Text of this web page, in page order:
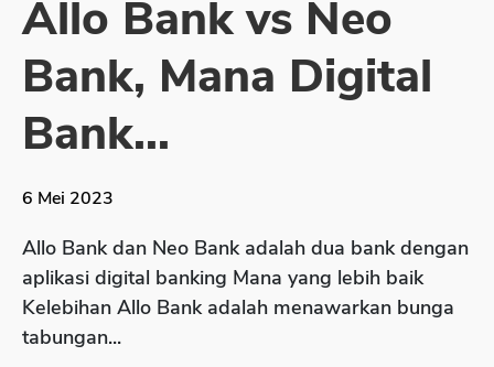
Sekuritas Saham
Bank Digital
Crypto
Assets Crypto
Asuransi Jiwa
Asuransi Kesehatan
Asuransi Syariah
Allo Bank vs Neo
Bank, Mana Digital
Bank...
6 Mei 2023
Allo Bank dan Neo Bank adalah dua bank dengan
aplikasi digital banking Mana yang lebih baik
Kelebihan Allo Bank adalah menawarkan bunga
tabungan...